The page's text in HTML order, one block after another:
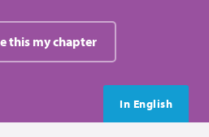
this my chapter
In English